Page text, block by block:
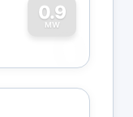
0.9
MW
0